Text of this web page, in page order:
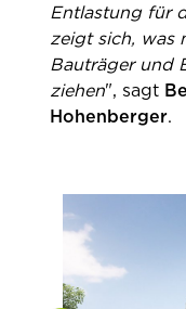
Entlastung für
zeigt sich, was
Bauträger und
ziehen", sagt
Hohenberger.